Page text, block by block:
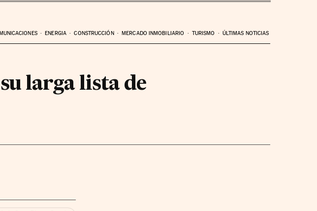
ENERGIA CONSTRUCCIÓN MERCADO INMOBILIARIO TURISMO ÚLTIMAS NOTICIAS
larga lista de